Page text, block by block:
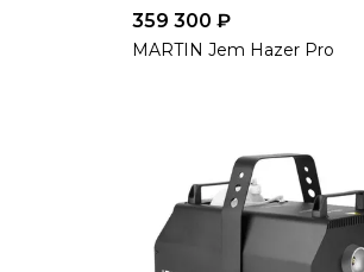
359 300 ₽
MARTIN Jem Hazer Pro